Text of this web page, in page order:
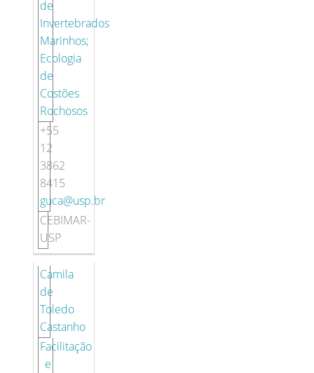
de
Invertebrados
Marinhos;
Ecologia
de
Costões
Rochosos
+55
12
3862
8415
guca@usp.br
CEBIMAR-
USP
Camila
de
Toledo
Castanho
Facilitação
e